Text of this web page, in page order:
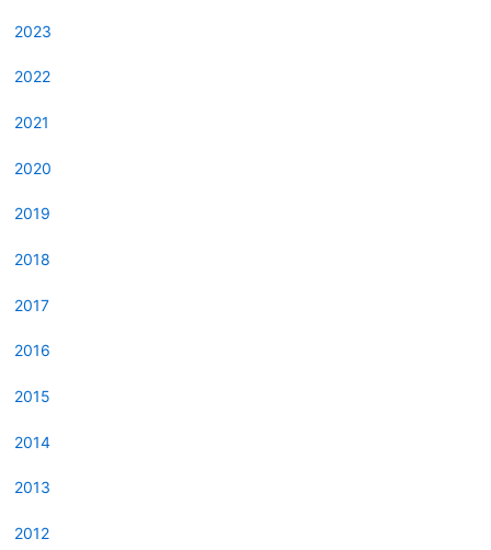
2023
2022
2021
2020
2019
2018
2017
2016
2015
2014
2013
2012